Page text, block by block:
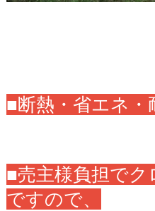
■断熱・省エネ・
■売主様負担でク
ですので、